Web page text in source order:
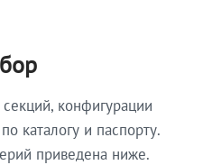
конфигурации
каталогу и паспорту.
приведена ниже.